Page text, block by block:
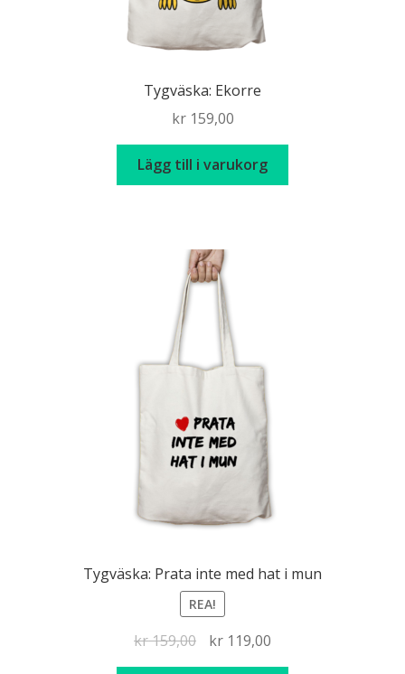
Tygväska: Ekorre
kr159,00
Lägg till i varukorg
Tygväska: Prata inte med hat i mun
REA!
kr159,00
Det
ursprungliga
kr119,00Det
nuvarande